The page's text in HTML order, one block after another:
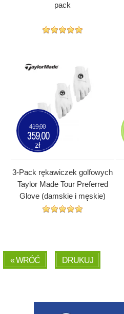
pack
3-Pack rękawiczek golfowych
Taylor Made Tour Preferred
Glove (damskie i męskie)
419,00
359,00
zł
« WRÓĆ DRUKUJ